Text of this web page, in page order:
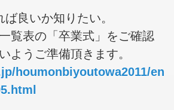
良いか知りたい。
覧表の「卒業式」をご確認
ようご準備頂きます。
houmonbiyoutowa2011/en